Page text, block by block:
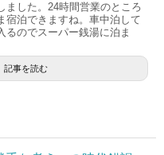
ました。24時間営業のところ
宿泊できますね。車中泊して
るのでスーパー銭湯に泊ま
記事を読む